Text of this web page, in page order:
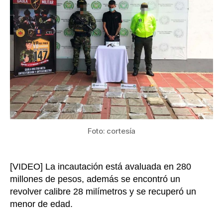
Golfo’
en
Foto: cortesía
[VIDEO] La incautación está avaluada en 280
millones de pesos, además se encontró un
revolver calibre 28 milímetros y se recuperó un
menor de edad.